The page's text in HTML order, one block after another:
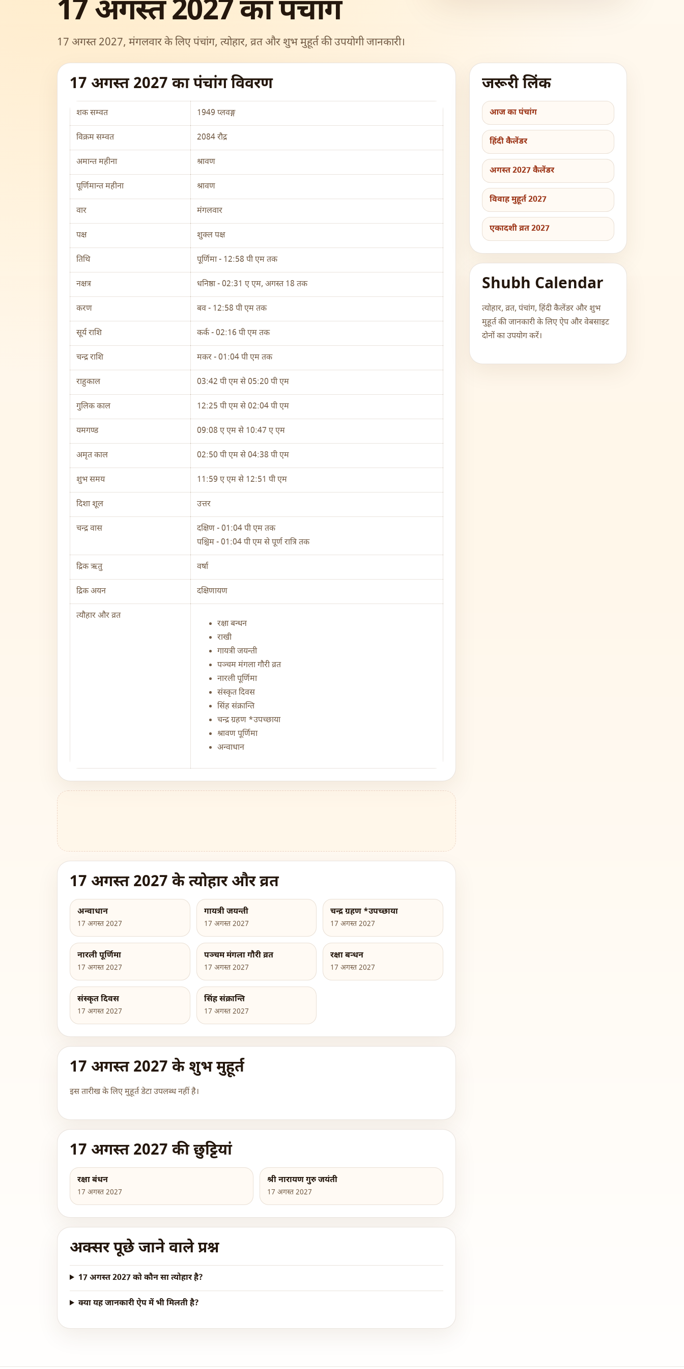
17 अगस्त 2027 का पंचांग
17 अगस्त 2027, मंगलवार के लिए पंचांग, त्योहार, व्रत और शुभ मुहूर्त की उपयोगी जानकारी।
17 अगस्त 2027 का पंचांग विवरण
शक सम्वत 1949 प्लवङ्ग
विक्रम सम्वत 2084 रौद्र
अमान्त महीना श्रावण
पूर्णिमान्त महीना श्रावण
वार मंगलवार
पक्ष शुक्ल पक्ष
तिथि पूर्णिमा - 12:58 पी एम तक
नक्षत्र धनिष्ठा - 02:31 ए एम, अगस्त 18 तक
करण बव - 12:58 पी एम तक
सूर्य राशि कर्क - 02:16 पी एम तक
चन्द्र राशि मकर - 01:04 पी एम तक
राहुकाल 03:42 पी एम से 05:20 पी एम
गुलिक काल 12:25 पी एम से 02:04 पी एम
यमगण्ड 09:08 ए एम से 10:47 ए एम
अमृत काल 02:50 पी एम से 04:38 पी एम
शुभ समय 11:59 ए एम से 12:51 पी एम
दिशा शूल उत्तर
चन्द्र वास
दक्षिण - 01:04 पी एम तक
पश्चिम - 01:04 पी एम से पूर्ण रात्रि तक
द्रिक ऋतु वर्षा
द्रिक अयन दक्षिणायण
त्यौहार और व्रत
रक्षा बन्धन
राखी
गायत्री जयन्ती
पञ्चम मंगला गौरी व्रत
नारली पूर्णिमा
संस्कृत दिवस
सिंह संक्रान्ति
चन्द्र ग्रहण *उपच्छाया
श्रावण पूर्णिमा
अन्वाधान
17 अगस्त 2027 के त्योहार और व्रत
अन्वाधान
17 अगस्त 2027
गायत्री जयन्ती
17 अगस्त 2027
चन्द्र ग्रहण *उपच्छाया
17 अगस्त 2027
नारली पूर्णिमा
17 अगस्त 2027
पञ्चम मंगला गौरी व्रत
17 अगस्त 2027
रक्षा बन्धन
17 अगस्त 2027
संस्कृत दिवस
17 अगस्त 2027
सिंह संक्रान्ति
17 अगस्त 2027
17 अगस्त 2027 के शुभ मुहूर्त
इस तारीख के लिए मुहूर्त डेटा उपलब्ध नहीं है।
17 अगस्त 2027 की छुट्टियां
रक्षा बंधन
17 अगस्त 2027
श्री नारायण गुरु जयंती
17 अगस्त 2027
अक्सर पूछे जाने वाले प्रश्न
17 अगस्त 2027 को कौन सा त्योहार है?
क्या यह जानकारी ऐप में भी मिलती है?
जरूरी लिंक
आज का पंचांग
हिंदी कैलेंडर
अगस्त 2027 कैलेंडर
विवाह मुहूर्त 2027
एकादशी व्रत 2027
Shubh Calendar
त्योहार, व्रत, पंचांग, हिंदी कैलेंडर और शुभ
मुहूर्त की जानकारी के लिए ऐप और वेबसाइट
दोनों का उपयोग करें।